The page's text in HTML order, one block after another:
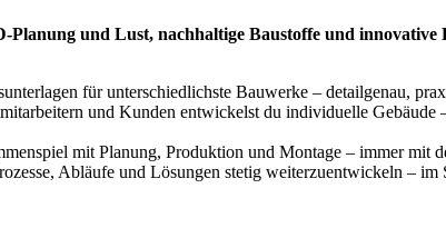
Planung und Lust, nachhaltige Baustoffe und innovative
für unterschiedlichste Bauwerke – detailgenau,
und Kunden entwickelst du individuelle
mit Planung, Produktion und Montage – immer mit
Abläufe und Lösungen stetig weiterzuentwickeln –